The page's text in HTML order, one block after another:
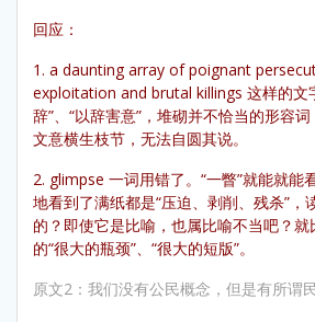
回应：
1. a daunting array of poignant
exploitation and brutal killings 这样的文
辞”、“以辞害意”，堆砌并不恰当的形容
文意横生枝节，无法自圆其说。
2. glimpse 一词用错了。“一瞥”就能就能
地看到了满纸都是“压迫、剥削、残杀”，
的？即使它是比喻，也属比喻不当吧？
的“很大的瓶颈”、“很大的短版”。
原文2：我们没有公民概念，但是有所谓民